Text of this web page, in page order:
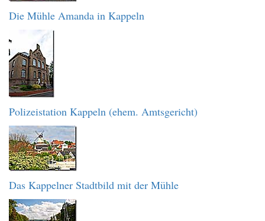
Die Mühle Amanda in Kappeln
Polizeistation Kappeln (ehem. Amtsgericht)
Das Kappelner Stadtbild mit der Mühle